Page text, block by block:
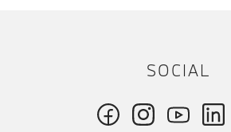
SOCIAL